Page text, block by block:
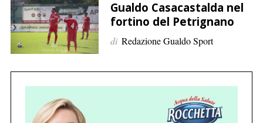
e
r
:
Gualdo Casacastalda nel
fortino del Petrignano
di Redazione Gualdo Sport